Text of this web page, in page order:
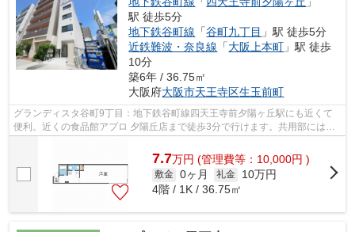
駅 徒歩5分
地下鉄谷町線 「谷町九丁目 」駅 徒歩5分
近鉄難波・奈良線 「大阪上本町 」駅 徒歩
10分
築6年 / 36.75㎡
大阪府大阪市天王寺区生玉前町
グランディスタ谷町9丁目：地下鉄谷町線四天王寺前夕陽ヶ丘駅にも近くて
便利。近くの食品館アプロ 夕陽丘店まで徒歩3分で行けます。共用部にはエ
レベータ・敷地内ごみ置き場などが揃っ...
7.7万円 (管理費等：10,000円 )
敷金 0ヶ月 礼金
10万円
4階 / 1K / 36.75㎡